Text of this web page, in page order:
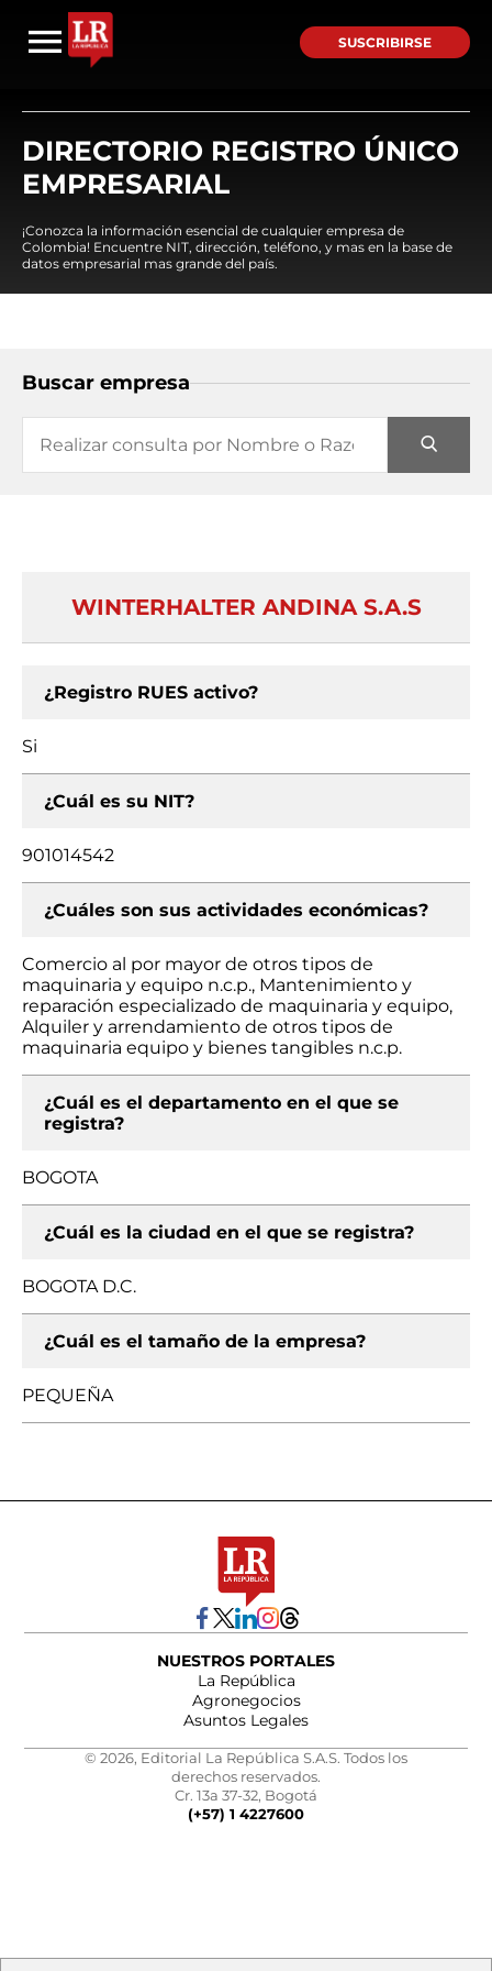
SUSCRIBIRSE
DIRECTORIO REGISTRO ÚNICO
EMPRESARIAL
¡Conozca la información esencial de cualquier empresa de
Colombia! Encuentre NIT, dirección, teléfono, y mas en la base de
datos empresarial mas grande del país.
Buscar empresa
WINTERHALTER ANDINA S.A.S
¿Registro RUES activo?
Si
¿Cuál es su NIT?
901014542
¿Cuáles son sus actividades económicas?
Comercio al por mayor de otros tipos de
maquinaria y equipo n.c.p., Mantenimiento y
reparación especializado de maquinaria y equipo,
Alquiler y arrendamiento de otros tipos de
maquinaria equipo y bienes tangibles n.c.p.
¿Cuál es el departamento en el que se
registra?
BOGOTA
¿Cuál es la ciudad en el que se registra?
BOGOTA D.C.
¿Cuál es el tamaño de la empresa?
PEQUEÑA
NUESTROS PORTALES
La República
Agronegocios
Asuntos Legales
© 2026, Editorial La República S.A.S. Todos los
derechos reservados.
Cr. 13a 37-32, Bogotá
(+57) 1 4227600